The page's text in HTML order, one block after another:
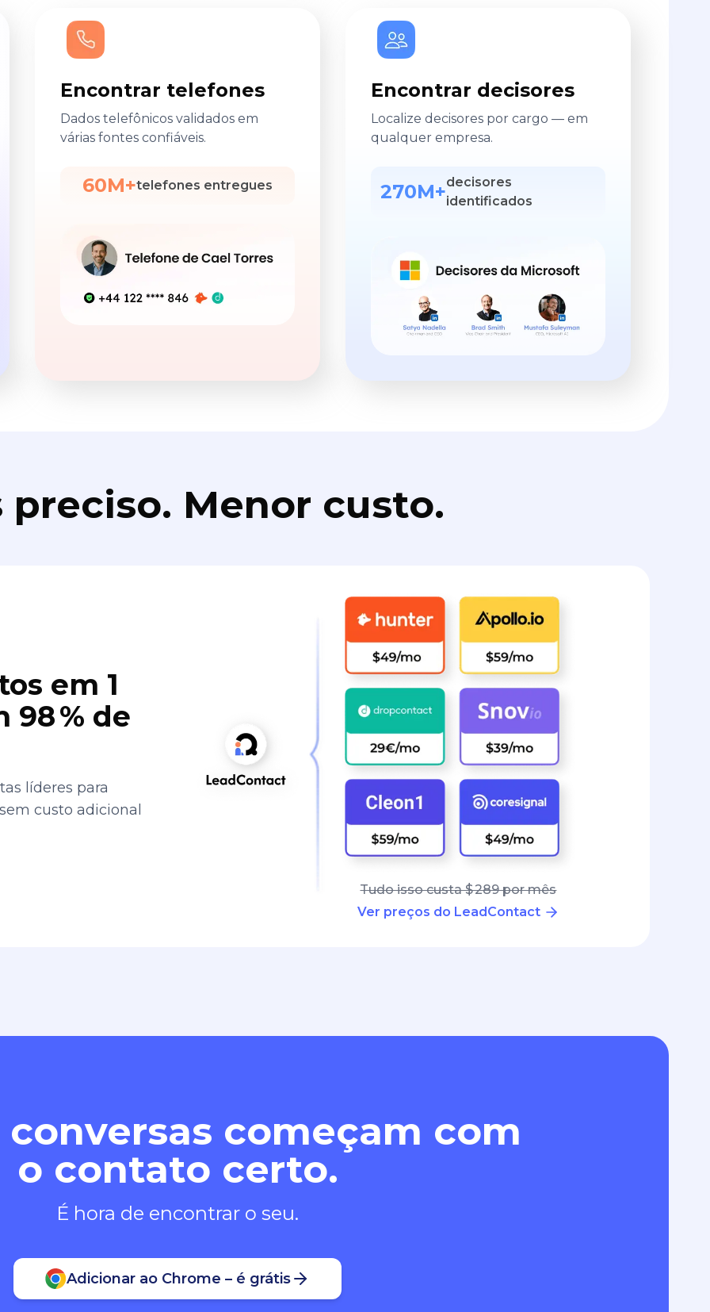
Encontrar telefones
Dados telefônicos validados em
várias fontes confiáveis.
60M+telefones entregues
Encontrar decisores
Localize decisores por cargo — em
qualquer empresa.
270M+decisores
identificados
preciso. Menor custo.
em 1
% de
líderes para
custo adicional
Tudo isso custa $ 289 por mês
Ver preços do LeadContact
conversas começam com
o contato certo.
É hora de encontrar o seu.
Adicionar ao Chrome – é grátis